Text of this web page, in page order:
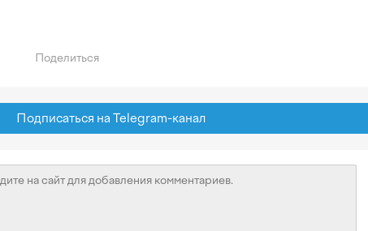
Поделиться
Подписаться на Telegram-канал